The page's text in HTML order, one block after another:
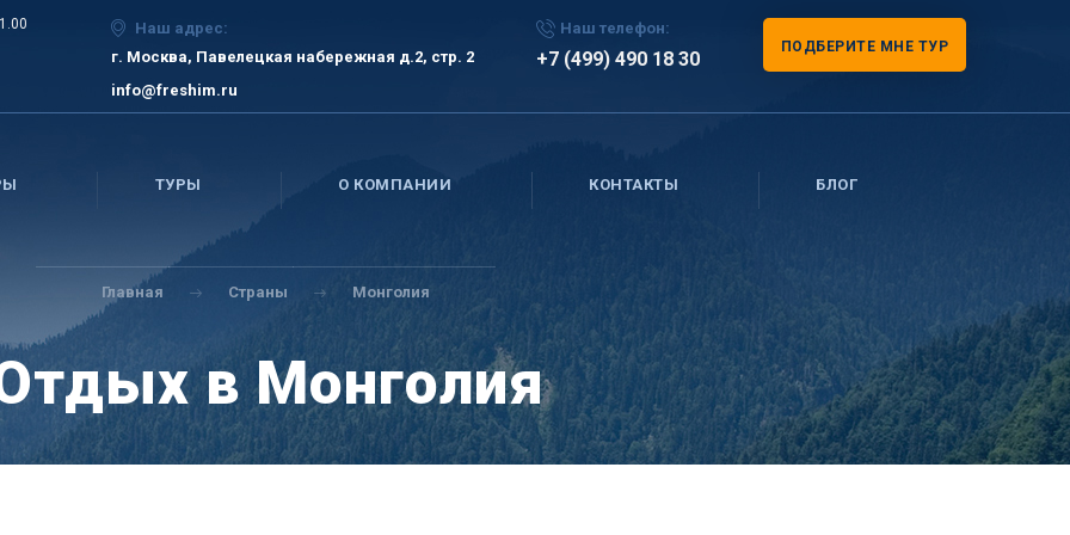
Наш адрес:
г. Москва, Павелецкая набережная д.2, стр. 2
info@freshim.ru
Наш телефон:
+7 (499) 490 18 30
ПОДБЕРИТЕ МНЕ ТУР
ТУРЫ О КОМПАНИИ КОНТАКТЫ БЛОГ
Главная Страны Монголия
в Монголия